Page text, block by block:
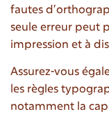
fautes
seule erreur peut
impression et à
Assurez-vous
les règles
notamment la